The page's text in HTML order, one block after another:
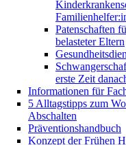
Patenschaften
belasteter Eltern
erste Zeit
Informationen für
5 Alltagstipps zum
Abschalten
Präventionshandbuch
Konzept der Frühen